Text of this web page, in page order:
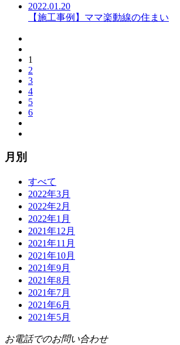
2022.01.20
【施工事例】ママ楽動線の住まい
1
2
3
4
5
6
月別
すべて
2022年3月
2022年2月
2022年1月
2021年12月
2021年11月
2021年10月
2021年9月
2021年8月
2021年7月
2021年6月
2021年5月
お電話でのお問い合わせ